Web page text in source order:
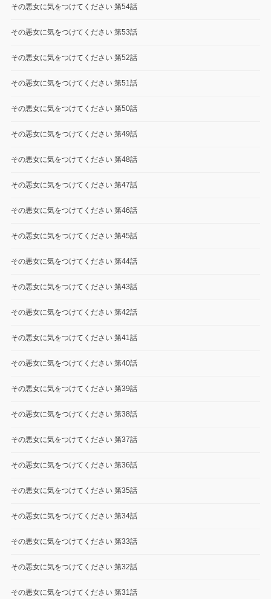
その悪女に気をつけてください 第54話
その悪女に気をつけてください 第53話
その悪女に気をつけてください 第52話
その悪女に気をつけてください 第51話
その悪女に気をつけてください 第50話
その悪女に気をつけてください 第49話
その悪女に気をつけてください 第48話
その悪女に気をつけてください 第47話
その悪女に気をつけてください 第46話
その悪女に気をつけてください 第45話
その悪女に気をつけてください 第44話
その悪女に気をつけてください 第43話
その悪女に気をつけてください 第42話
その悪女に気をつけてください 第41話
その悪女に気をつけてください 第40話
その悪女に気をつけてください 第39話
その悪女に気をつけてください 第38話
その悪女に気をつけてください 第37話
その悪女に気をつけてください 第36話
その悪女に気をつけてください 第35話
その悪女に気をつけてください 第34話
その悪女に気をつけてください 第33話
その悪女に気をつけてください 第32話
その悪女に気をつけてください 第31話